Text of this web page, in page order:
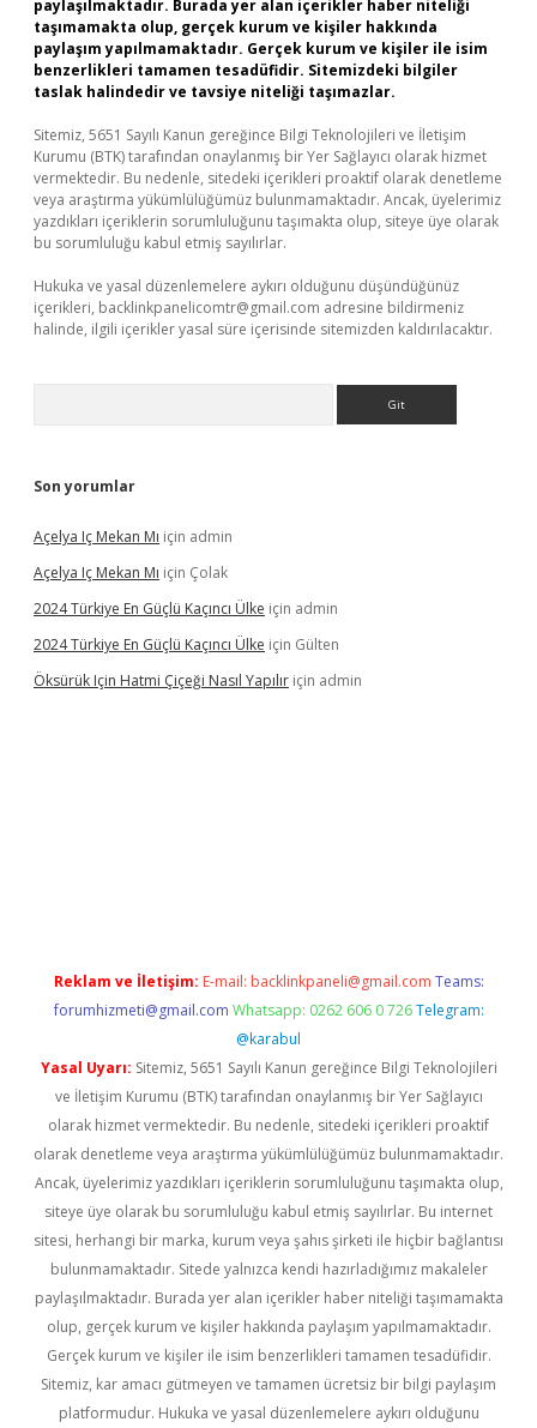
paylaşılmaktadır. Burada yer alan içerikler haber niteliği
taşımamakta olup, gerçek kurum ve kişiler hakkında
paylaşım yapılmamaktadır. Gerçek kurum ve kişiler ile isim
benzerlikleri tamamen tesadüfidir. Sitemizdeki bilgiler
taslak halindedir ve tavsiye niteliği taşımazlar.
Sitemiz, 5651 Sayılı Kanun gereğince Bilgi Teknolojileri ve İletişim
Kurumu (BTK) tarafından onaylanmış bir Yer Sağlayıcı olarak hizmet
vermektedir. Bu nedenle, sitedeki içerikleri proaktif olarak denetleme
veya araştırma yükümlülüğümüz bulunmamaktadır. Ancak, üyelerimiz
yazdıkları içeriklerin sorumluluğunu taşımakta olup, siteye üye olarak
bu sorumluluğu kabul etmiş sayılırlar.
Hukuka ve yasal düzenlemelere aykırı olduğunu düşündüğünüz
içerikleri, backlinkpanelicomtr@gmail.com adresine bildirmeniz
halinde, ilgili içerikler yasal süre içerisinde sitemizden kaldırılacaktır.
Son yorumlar
Açelya Iç Mekan Mı için admin
Açelya Iç Mekan Mı için Çolak
2024 Türkiye En Güçlü Kaçıncı Ülke için admin
2024 Türkiye En Güçlü Kaçıncı Ülke için Gülten
Öksürük Için Hatmi Çiçeği Nasıl Yapılır için admin
Reklam ve İletişim: E-mail: backlinkpaneli@gmail.com Teams:
forumhizmeti@gmail.com Whatsapp: 0262 606 0 726 Telegram:
@karabul
Yasal Uyarı: Sitemiz, 5651 Sayılı Kanun gereğince Bilgi Teknolojileri
ve İletişim Kurumu (BTK) tarafından onaylanmış bir Yer Sağlayıcı
olarak hizmet vermektedir. Bu nedenle, sitedeki içerikleri proaktif
olarak denetleme veya araştırma yükümlülüğümüz bulunmamaktadır.
Ancak, üyelerimiz yazdıkları içeriklerin sorumluluğunu taşımakta olup,
siteye üye olarak bu sorumluluğu kabul etmiş sayılırlar. Bu internet
sitesi, herhangi bir marka, kurum veya şahıs şirketi ile hiçbir bağlantısı
bulunmamaktadır. Sitede yalnızca kendi hazırladığımız makaleler
paylaşılmaktadır. Burada yer alan içerikler haber niteliği taşımamakta
olup, gerçek kurum ve kişiler hakkında paylaşım yapılmamaktadır.
Gerçek kurum ve kişiler ile isim benzerlikleri tamamen tesadüfidir.
Sitemiz, kar amacı gütmeyen ve tamamen ücretsiz bir bilgi paylaşım
platformudur. Hukuka ve yasal düzenlemelere aykırı olduğunu